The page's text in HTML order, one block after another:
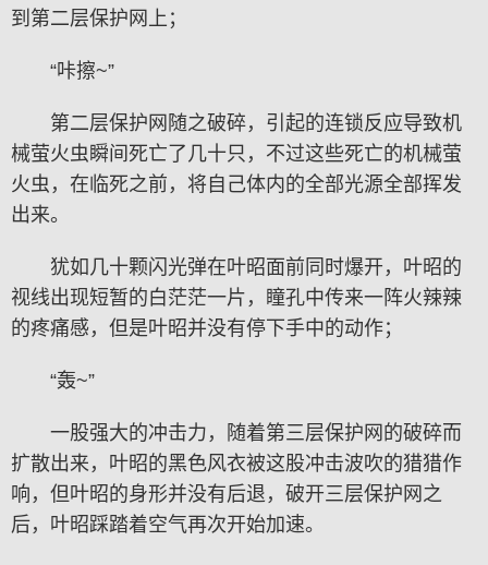
到第二层保护网上；
“咔擦~”
第二层保护网随之破碎，引起的连锁反应导致机
械萤火虫瞬间死亡了几十只，不过这些死亡的机械萤
火虫，在临死之前，将自己体内的全部光源全部挥发
出来。
犹如几十颗闪光弹在叶昭面前同时爆开，叶昭的
视线出现短暂的白茫茫一片，瞳孔中传来一阵火辣辣
的疼痛感，但是叶昭并没有停下手中的动作；
“轰~”
一股强大的冲击力，随着第三层保护网的破碎而
扩散出来，叶昭的黑色风衣被这股冲击波吹的猎猎作
响，但叶昭的身形并没有后退，破开三层保护网之
后，叶昭踩踏着空气再次开始加速。